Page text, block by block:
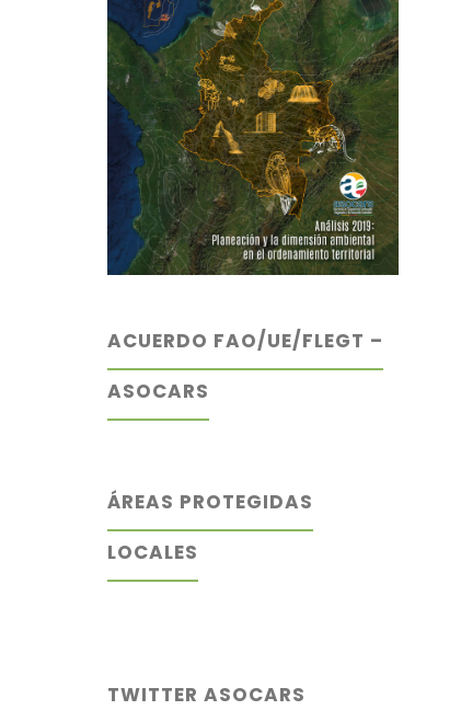
ACUERDO FAO/UE/FLEGT –
ASOCARS
ÁREAS PROTEGIDAS
LOCALES
TWITTER ASOCARS